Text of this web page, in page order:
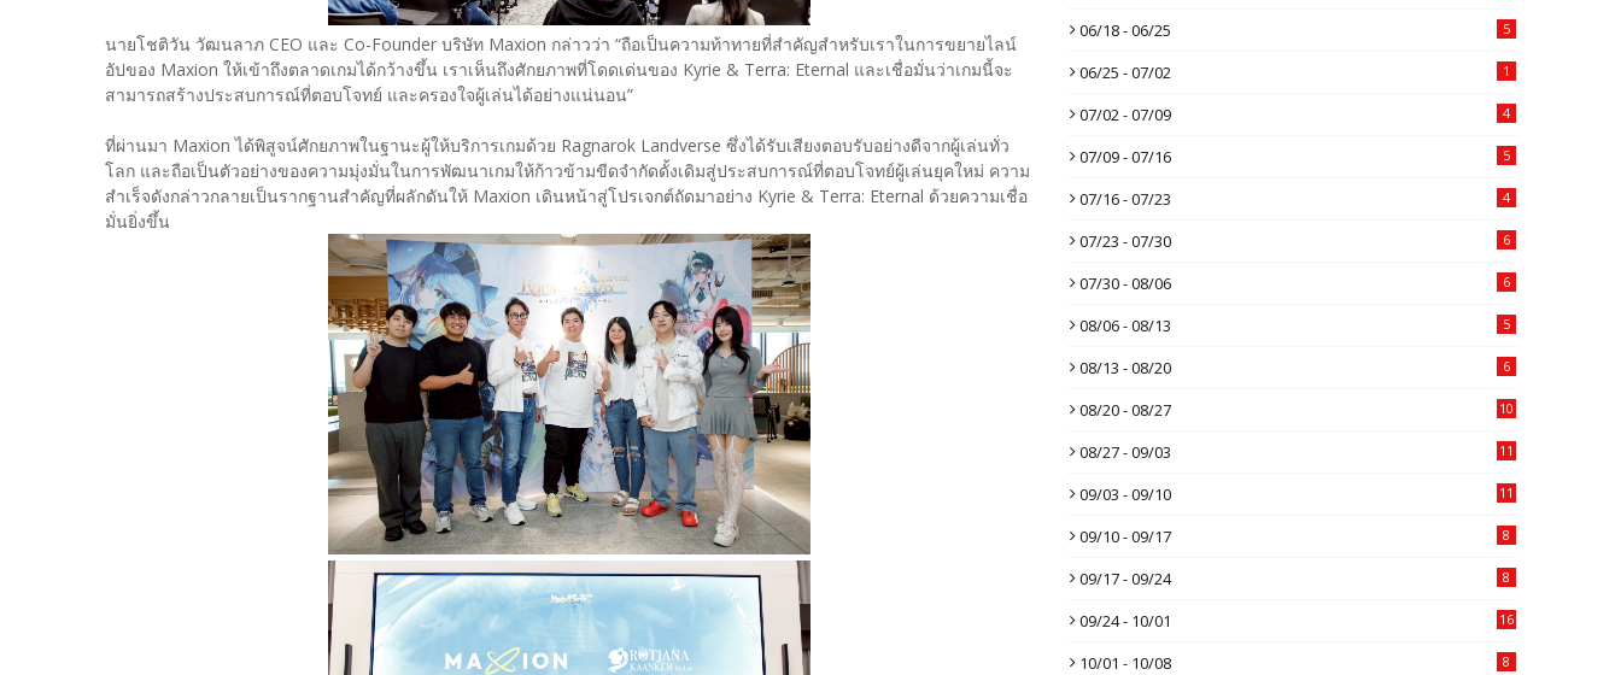
นายโชติวัน วัฒนลาภ CEO และ Co-Founder บริษัท Maxion กล่าวว่า “ถือเป็นความท้าทายที่สำคัญสำหรับเราในการขยายไลน์
อัปของ Maxion ให้เข้าถึงตลาดเกมได้กว้างขึ้น เราเห็นถึงศักยภาพที่โดดเด่นของ Kyrie & Terra: Eternal และเชื่อมั่นว่าเกมนี้จะ
สามารถสร้างประสบการณ์ที่ตอบโจทย์ และครองใจผู้เล่นได้อย่างแน่นอน”
ที่ผ่านมา Maxion ได้พิสูจน์ศักยภาพในฐานะผู้ให้บริการเกมด้วย Ragnarok Landverse ซึ่งได้รับเสียงตอบรับอย่างดีจากผู้เล่นทั่ว
โลก และถือเป็นตัวอย่างของความมุ่งมั่นในการพัฒนาเกมให้ก้าวข้ามขีดจำกัดดั้งเดิมสู่ประสบการณ์ที่ตอบโจทย์ผู้เล่นยุคใหม่ ความ
สำเร็จดังกล่าวกลายเป็นรากฐานสำคัญที่ผลักดันให้ Maxion เดินหน้าสู่โปรเจกต์ถัดมาอย่าง Kyrie & Terra: Eternal ด้วยความเชื่อ
มั่นยิ่งขึ้น
06/18 - 06/25 5
06/25 - 07/02 1
07/02 - 07/09 4
07/09 - 07/16 5
07/16 - 07/23 4
07/23 - 07/30 6
07/30 - 08/06 6
08/06 - 08/13 5
08/13 - 08/20 6
08/20 - 08/27 10
08/27 - 09/03 11
09/03 - 09/10 11
09/10 - 09/17 8
09/17 - 09/24 8
09/24 - 10/01 16
10/01 - 10/08 8